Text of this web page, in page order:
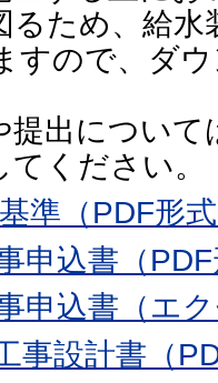
るため、給水
すので、ダ
出について
ください。
準（PDF形
申込書（
申込書（エ
事設計書（